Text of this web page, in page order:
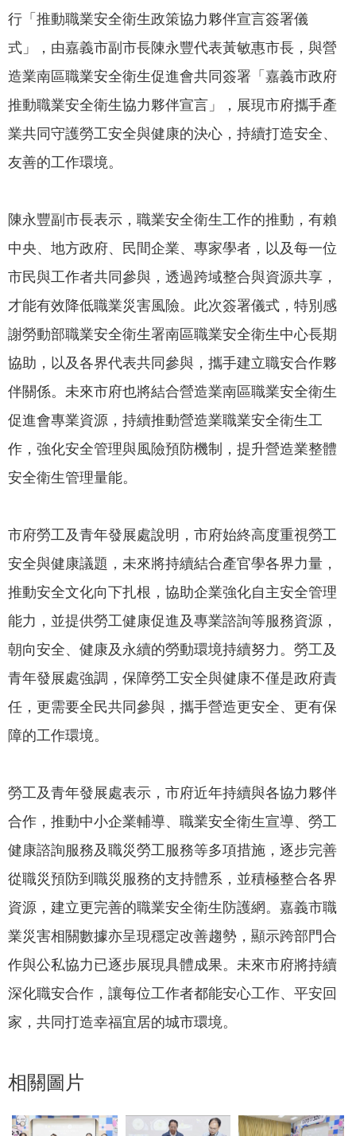
聯
絡
我
們
網
路
社
政
府
訊
公
開
抗
節
水
區
導
覽
回
首
頁
資
安
政
策
私
權
策
資
料
開
宣
行「推動職業安全衛生政策協力夥伴宣言簽署儀
式」，由嘉義市副市長陳永豐代表黃敏惠市長，與營
造業南區職業安全衛生促進會共同簽署「嘉義市政府
推動職業安全衛生協力夥伴宣言」，展現市府攜手產
業共同守護勞工安全與健康的決心，持續打造安全、
友善的工作環境。
陳永豐副市長表示，職業安全衛生工作的推動，有賴
中央、地方政府、民間企業、專家學者，以及每一位
市民與工作者共同參與，透過跨域整合與資源共享，
才能有效降低職業災害風險。此次簽署儀式，特別感
謝勞動部職業安全衛生署南區職業安全衛生中心長期
協助，以及各界代表共同參與，攜手建立職安合作夥
伴關係。未來市府也將結合營造業南區職業安全衛生
促進會專業資源，持續推動營造業職業安全衛生工
作，強化安全管理與風險預防機制，提升營造業整體
安全衛生管理量能。
市府勞工及青年發展處說明，市府始終高度重視勞工
安全與健康議題，未來將持續結合產官學各界力量，
推動安全文化向下扎根，協助企業強化自主安全管理
能力，並提供勞工健康促進及專業諮詢等服務資源，
朝向安全、健康及永續的勞動環境持續努力。勞工及
青年發展處強調，保障勞工安全與健康不僅是政府責
任，更需要全民共同參與，攜手營造更安全、更有保
障的工作環境。
勞工及青年發展處表示，市府近年持續與各協力夥伴
合作，推動中小企業輔導、職業安全衛生宣導、勞工
健康諮詢服務及職災勞工服務等多項措施，逐步完善
從職災預防到職災服務的支持體系，並積極整合各界
資源，建立更完善的職業安全衛生防護網。嘉義市職
業災害相關數據亦呈現穩定改善趨勢，顯示跨部門合
作與公私協力已逐步展現具體成果。未來市府將持續
深化職安合作，讓每位工作者都能安心工作、平安回
家，共同打造幸福宜居的城市環境。
相關圖片